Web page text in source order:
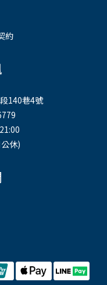
約
140巷4號
休)